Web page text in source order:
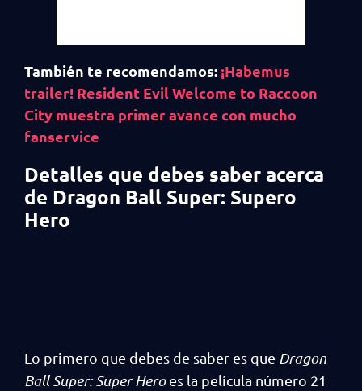
También te recomendamos: ¡Habemus
trailer! Resident Evil Welcome to Raccoon
City muestra primer avance con mucho
fanservice
Detalles que debes saber acerca
de Dragon Ball Super: Supero
Hero
Lo primero que debes de saber es que Dragon
Ball Super: Super Heroes la película número 21